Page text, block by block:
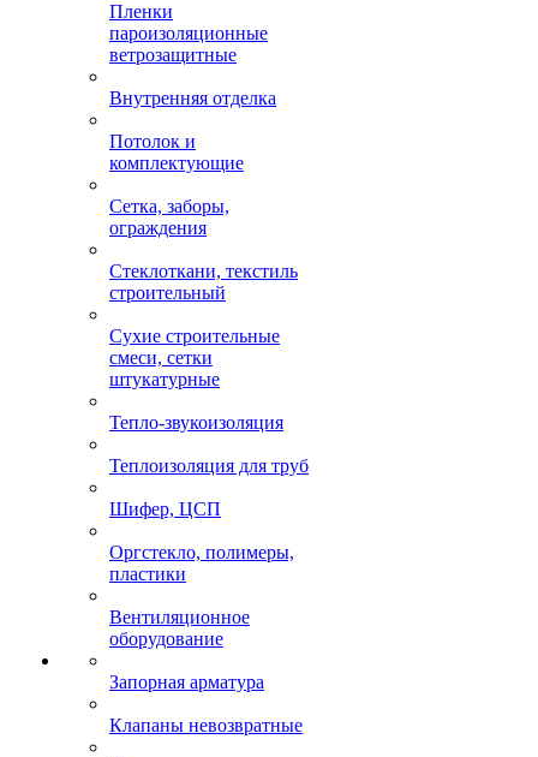
Пленки
пароизоляционные
ветрозащитные
Внутренняя отделка
Потолок и
комплектующие
Сетка, заборы,
ограждения
Стеклоткани, текстиль
строительный
Сухие строительные
смеси, сетки
штукатурные
Тепло-звукоизоляция
Теплоизоляция для труб
Шифер, ЦСП
Оргстекло, полимеры,
пластики
Вентиляционное
оборудование
Запорная арматура
Клапаны невозвратные